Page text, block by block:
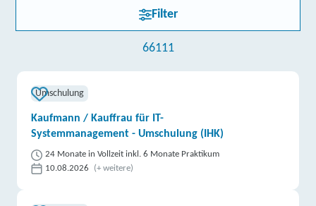
Filter
66111
Umschulung
Kaufmann / Kauffrau für IT-
Systemmanagement - Umschulung (IHK)
24 Monate in Vollzeit inkl. 6 Monate Praktikum
10.08.2026
(+ weitere)